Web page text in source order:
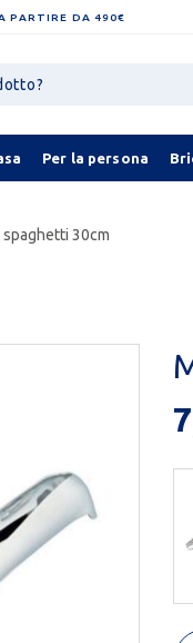
PARTIRE DA 490€
Per la persona
30cm